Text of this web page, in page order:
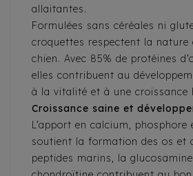
allaitantes.
Formulées sans céréales ni
croquettes respectent la nature
chien. Avec 85% de protéines
elles contribuent au
à la vitalité et à une croissance
Croissance saine et
L’apport en calcium, phosphore
soutient la formation des os et
peptides marins, la